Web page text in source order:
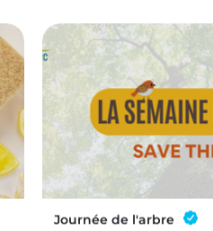
Journée de l'arbre